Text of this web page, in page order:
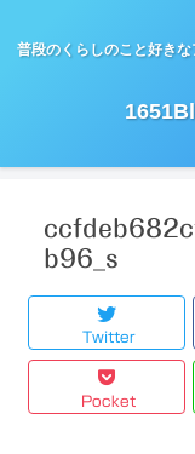
普段のくらしのこと好き
b96_s
Twitter
Pocket